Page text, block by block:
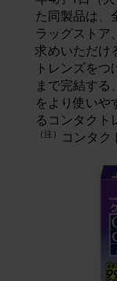
た同製品は、
ラッグストア
求めいただけ
トレンズを
まで完結する
をより使いや
るコンタクト
（注） コンタク